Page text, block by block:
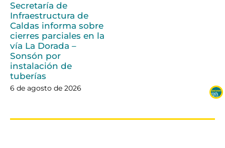
Secretaría de
Infraestructura de
Caldas informa sobre
cierres parciales en la
vía La Dorada –
Sonsón por
instalación de
tuberías
6 de agosto de 2026